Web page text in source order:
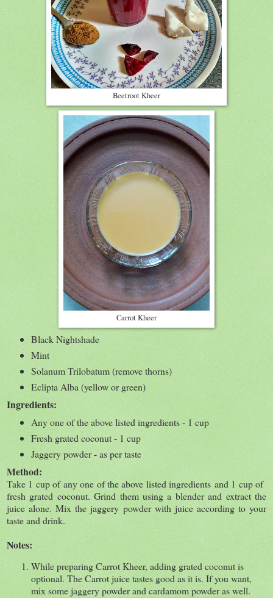
Beetroot Kheer
Carrot Kheer
Black Nightshade
Mint
Solanum Trilobatum (remove thorns)
Eclipta Alba (yellow or green)
Ingredients:
Any one of the above listed ingredients - 1 cup
Fresh grated coconut - 1 cup
Jaggery powder - as per taste
Method:
Take 1 cup of any one of the above listed ingredients and 1 cup of
fresh grated coconut. Grind them using a blender and extract the
juice alone. Mix the jaggery powder with juice according to your
taste and drink.
Notes:
While preparing Carrot Kheer, adding grated coconut is
optional. The Carrot juice tastes good as it is. If you want,
mix some jaggery powder and cardamom powder as well.